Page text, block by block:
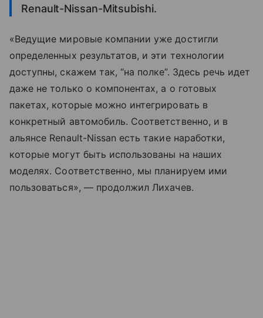
Renault-Nissan-Mitsubishi.
«Ведущие мировые компании уже достигли
определенных результатов, и эти технологии
доступны, скажем так, “на полке”. Здесь речь идет
даже не только о компонентах, а о готовых
пакетах, которые можно интегрировать в
конкретный автомобиль. Соответственно, и в
альянсе Renault-Nissan есть такие наработки,
которые могут быть использованы на наших
моделях. Соответственно, мы планируем ими
пользоваться», — продолжил Лихачев.